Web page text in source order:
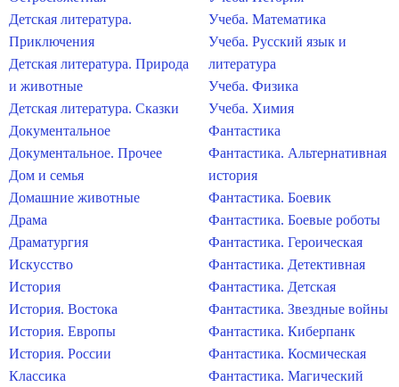
Детская литература.
Приключения
Детская литература. Природа
и животные
Детская литература. Сказки
Документальное
Документальное. Прочее
Дом и семья
Домашние животные
Драма
Драматургия
Искусство
История
История. Востока
История. Европы
История. России
Классика
Учеба. Математика
Учеба. Русский язык и
литература
Учеба. Физика
Учеба. Химия
Фантастика
Фантастика. Альтернативная
история
Фантастика. Боевик
Фантастика. Боевые роботы
Фантастика. Героическая
Фантастика. Детективная
Фантастика. Детская
Фантастика. Звездные войны
Фантастика. Киберпанк
Фантастика. Космическая
Фантастика. Магический